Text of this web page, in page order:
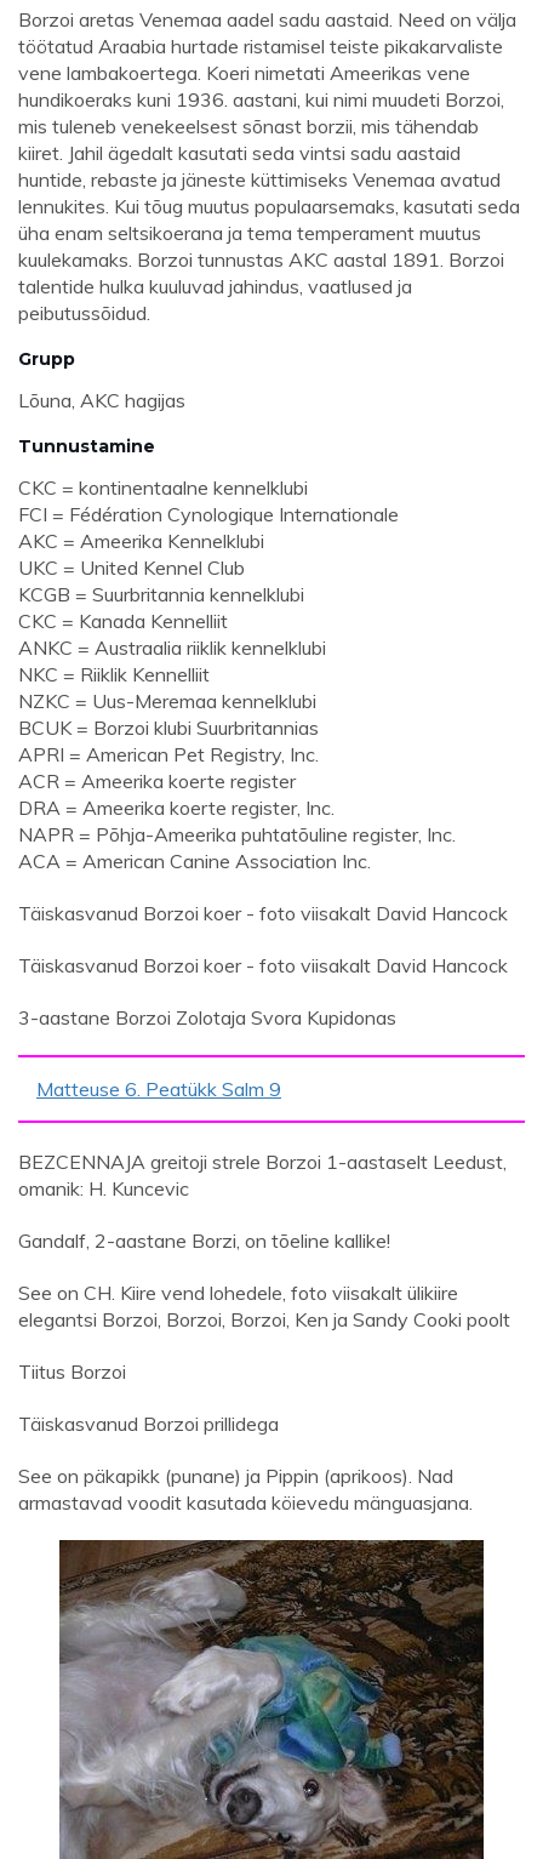
Borzoi aretas Venemaa aadel sadu aastaid. Need on välja
töötatud Araabia hurtade ristamisel teiste pikakarvaliste
vene lambakoertega. Koeri nimetati Ameerikas vene
hundikoeraks kuni 1936. aastani, kui nimi muudeti Borzoi,
mis tuleneb venekeelsest sõnast borzii, mis tähendab
kiiret. Jahil ägedalt kasutati seda vintsi sadu aastaid
huntide, rebaste ja jäneste küttimiseks Venemaa avatud
lennukites. Kui tõug muutus populaarsemaks, kasutati seda
üha enam seltsikoerana ja tema temperament muutus
kuulekamaks. Borzoi tunnustas AKC aastal 1891. Borzoi
talentide hulka kuuluvad jahindus, vaatlused ja
peibutussõidud.
Grupp
Lõuna, AKC hagijas
Tunnustamine
CKC = kontinentaalne kennelklubi
FCI = Fédération Cynologique Internationale
AKC = Ameerika Kennelklubi
UKC = United Kennel Club
KCGB = Suurbritannia kennelklubi
CKC = Kanada Kennelliit
ANKC = Austraalia riiklik kennelklubi
NKC = Riiklik Kennelliit
NZKC = Uus-Meremaa kennelklubi
BCUK = Borzoi klubi Suurbritannias
APRI = American Pet Registry, Inc.
ACR = Ameerika koerte register
DRA = Ameerika koerte register, Inc.
NAPR = Põhja-Ameerika puhtatõuline register, Inc.
ACA = American Canine Association Inc.
Täiskasvanud Borzoi koer - foto viisakalt David Hancock
Täiskasvanud Borzoi koer - foto viisakalt David Hancock
3-aastane Borzoi Zolotaja Svora Kupidonas
Matteuse 6. Peatükk Salm 9
BEZCENNAJA greitoji strele Borzoi 1-aastaselt Leedust,
omanik: H. Kuncevic
Gandalf, 2-aastane Borzi, on tõeline kallike!
See on CH. Kiire vend lohedele, foto viisakalt ülikiire
elegantsi Borzoi, Borzoi, Borzoi, Ken ja Sandy Cooki poolt
Tiitus Borzoi
Täiskasvanud Borzoi prillidega
See on päkapikk (punane) ja Pippin (aprikoos). Nad
armastavad voodit kasutada köievedu mänguasjana.